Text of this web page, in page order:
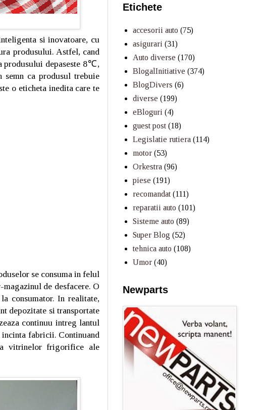
si inovatoare, cu
produsului. Astfel, cand
produsului depaseste 8℃,
semn ca produsul trebuie
o eticheta inedita care te
se consuma in felul
de desfacere. O
consumator. In realitate,
depozitate si transportate
continuu intreg lantul
fabricii. Continuand
vitrinelor frigorifice ale
Etichete
accesorii auto (75)
asigurari (31)
Auto diverse (170)
BlogalInitiative (374)
BlogDivers (6)
diverse (199)
eBloguri (4)
guest post (18)
Legislatie rutiera (114)
motor (53)
Orkestra (96)
piese (191)
recomandat (111)
reparatii auto (101)
Sisteme auto (89)
Super Blog (52)
tehnica auto (108)
Umor (40)
Newparts